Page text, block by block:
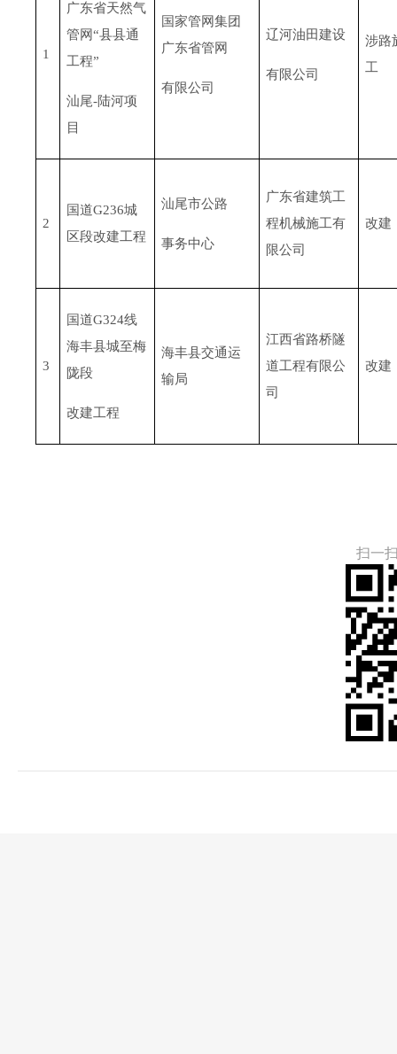
1
广东省天然气
管网“县县通
工程”
汕尾-陆河项
目
国家管网集团
广东省管网
有限公司
辽河油田建设
有限公司
涉路
工
2
国道G236城
区段改建工程
汕尾市公路
事务中心
广东省建筑工
程机械施工有
限公司
改建
3
国道G324线
海丰县城至梅
陇段
改建工程
海丰县交通运
输局
江西省路桥隧
道工程有限公
司
改建
扫一